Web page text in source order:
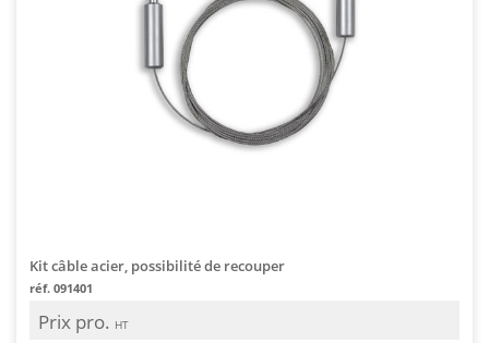
Kit câble acier, possibilité de recouper
réf. 091401
Prix pro. HT